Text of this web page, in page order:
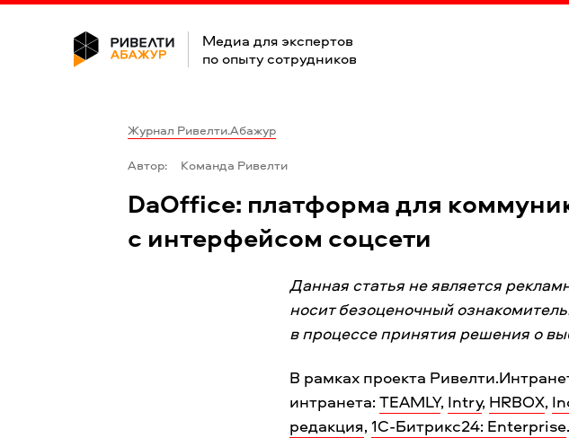
Медиа для экспертов
по опыту сотрудников
Журнал Ривелти.Абажур
Автор: Команда Ривелти
DaOffice: платформа для
с интерфейсом соцсети
Данная статья не является
носит безоценочный
в процессе принятия решения о
В рамках проекта
интранета:TEAMLY, Intry, HRBOX,
редакция,1С-Битрикс24: Enterprise